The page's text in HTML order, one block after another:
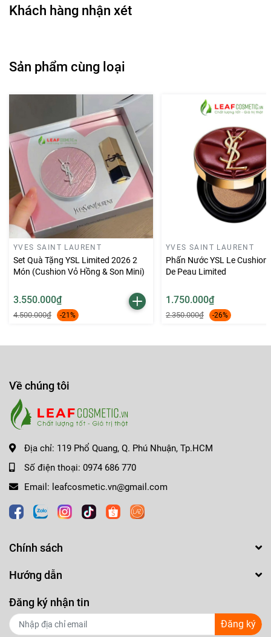
𝗟𝗘𝗔𝗙 𝗖𝗢𝗦𝗠𝗘𝗧𝗜𝗖
Tâm)
🏩 Địa chỉ: Sảnh GM2, Tòa nhà Golden Mansion - 119 Phổ
Quang, P.9, Q.Phú Nhuận, Tp.HCM
🎁 Fanpage: Leaf Cosmetic - THẾ GIỚI MỸ PHẨM CHÍNH
HÃNG
Thanh toán ví điện tử MOMO, thẻ Napas, VISA/Master
Card/JCB Online
Miễn phí gói quà & Giao hàng trong #2H nội thành HCM,
Ship hàng toàn quốc.
Khách hàng nhận xét
Sản phẩm cùng loại
YVES SAINT LAURENT
Set Quà Tặng YSL Limited 2026 2
Món (Cushion Vỏ Hồng & Son Mini)
3.550.000₫
4.500.000₫ -21%
YVES SAINT LAURENT
Phấn Nước YSL Le Cushion
De Peau Limited
1.750.000₫
2.350.000₫ -26%
Về chúng tôi
Địa chỉ: 119 Phổ Quang, Q. Phú Nhuận, Tp.HCM
Số điện thoại: 0974 686 770
Email: leafcosmetic.vn@gmail.com
Chính sách
Hướng dẫn
Đăng ký nhận tin
Đăng ký